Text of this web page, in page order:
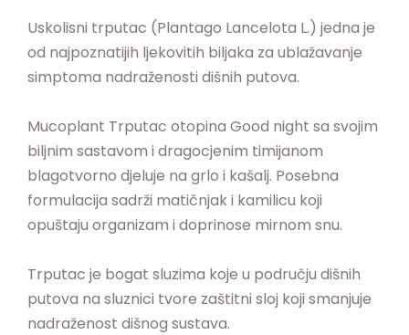
Uskolisni trputac (Plantago Lancelota L.) jedna je
od najpoznatijih ljekovitih biljaka za ublažavanje
simptoma nadraženosti dišnih putova.
Mucoplant Trputac otopina Good night sa svojim
biljnim sastavom i dragocjenim timijanom
blagotvorno djeluje na grlo i kašalj. Posebna
formulacija sadrži matičnjak i kamilicu koji
opuštaju organizam i doprinose mirnom snu.
Trputac je bogat sluzima koje u području dišnih
putova na sluznici tvore zaštitni sloj koji smanjuje
nadraženost dišnog sustava.